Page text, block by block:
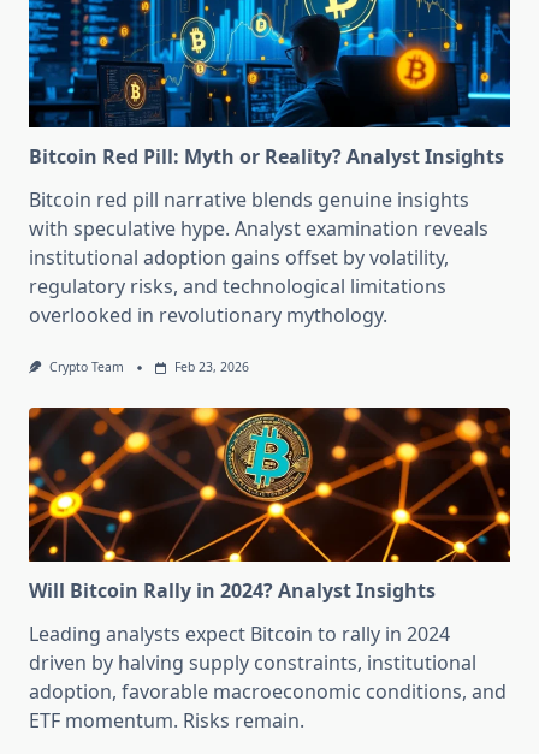
Bitcoin Red Pill: Myth or Reality? Analyst Insights
Bitcoin red pill narrative blends genuine insights
with speculative hype. Analyst examination reveals
institutional adoption gains offset by volatility,
regulatory risks, and technological limitations
overlooked in revolutionary mythology.
Crypto Team Feb 23, 2026
Will Bitcoin Rally in 2024? Analyst Insights
Leading analysts expect Bitcoin to rally in 2024
driven by halving supply constraints, institutional
adoption, favorable macroeconomic conditions, and
ETF momentum. Risks remain.